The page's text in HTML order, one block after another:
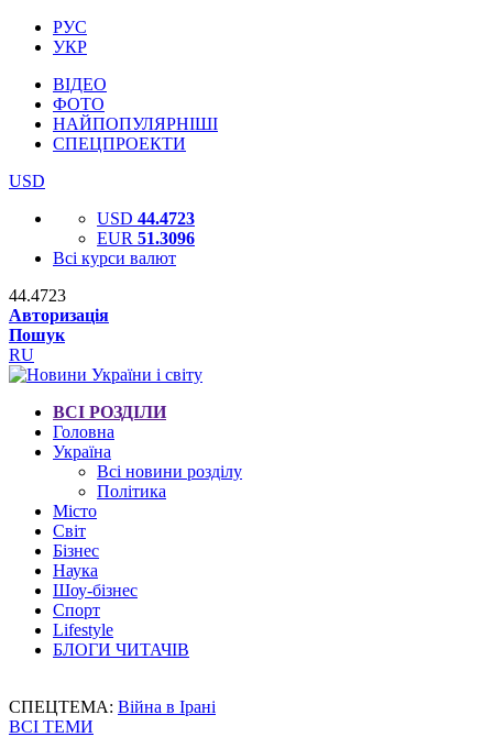
РУС
УКР
ВІДЕО
ФОТО
НАЙПОПУЛЯРНІШІ
СПЕЦПРОЕКТИ
USD
USD 44.4723
EUR 51.3096
Всі курси валют
44.4723
Авторизація
Пошук
RU
ВСІ РОЗДІЛИ
Головна
Україна
Всі новини розділу
Політика
Місто
Світ
Бізнес
Наука
Шоу-бізнес
Спорт
Lifestyle
БЛОГИ ЧИТАЧІВ
СПЕЦТЕМА: Війна в Ірані
ВСІ ТЕМИ